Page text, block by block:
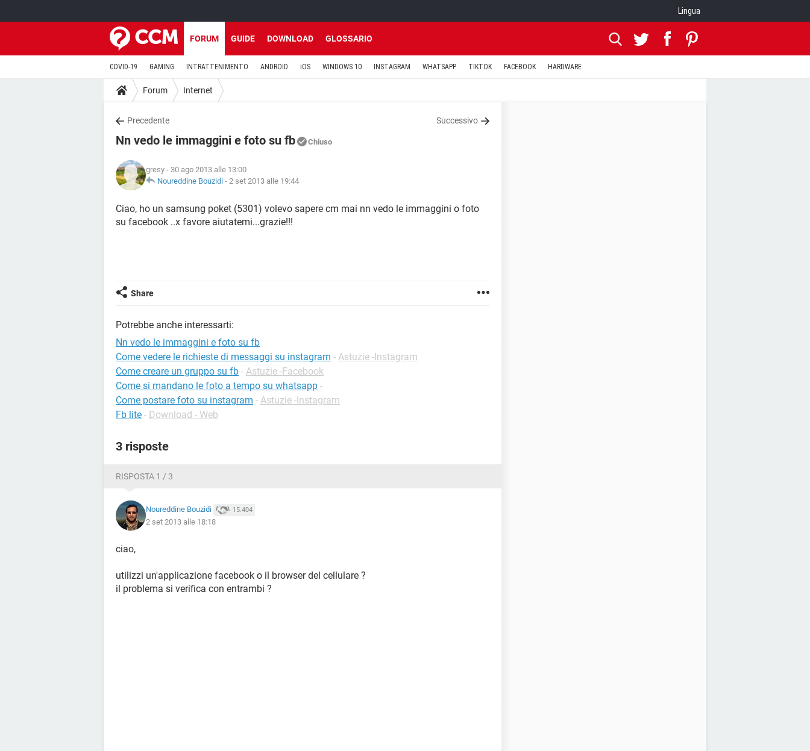
Lingua
FORUM GUIDE DOWNLOAD GLOSSARIO
COVID-19 GAMING INTRATTENIMENTO ANDROID iOS WINDOWS 10 INSTAGRAM WHATSAPP TIKTOK FACEBOOK HARDWARE
Forum Internet
Precedente Successivo
Nn vedo le immaggini e foto su fb Chiuso
gresy - 30 ago 2013 alle 13:00
Noureddine Bouzidi - 2 set 2013 alle 19:44
Ciao, ho un samsung poket (5301) volevo sapere cm mai nn vedo le immaggini o foto
su facebook ..x favore aiutatemi...grazie!!!
Share
Potrebbe anche interessarti:
Nn vedo le immaggini e foto su fb
Come vedere le richieste di messaggi su instagram - Astuzie -Instagram
Come creare un gruppo su fb - Astuzie -Facebook
Come si mandano le foto a tempo su whatsapp -
Come postare foto su instagram - Astuzie -Instagram
Fb lite - Download - Web
3 risposte
RISPOSTA 1 / 3
Noureddine Bouzidi 15.404
2 set 2013 alle 18:18
ciao,
utilizzi un'applicazione facebook o il browser del cellulare ?
il problema si verifica con entrambi ?